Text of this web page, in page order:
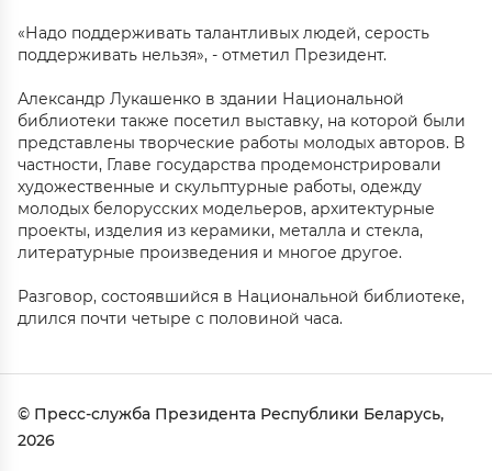
«Надо поддерживать талантливых людей, серость
поддерживать нельзя», - отметил Президент.
Александр Лукашенко в здании Национальной
библиотеки также посетил выставку, на которой были
представлены творческие работы молодых авторов. В
частности, Главе государства продемонстрировали
художественные и скульптурные работы, одежду
молодых белорусских модельеров, архитектурные
проекты, изделия из керамики, металла и стекла,
литературные произведения и многое другое.
Разговор, состоявшийся в Национальной библиотеке,
длился почти четыре с половиной часа.
© Пресс-служба Президента Республики Беларусь,
2026